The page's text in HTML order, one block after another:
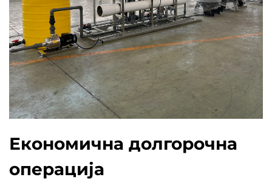
Економична долгорочна
операција